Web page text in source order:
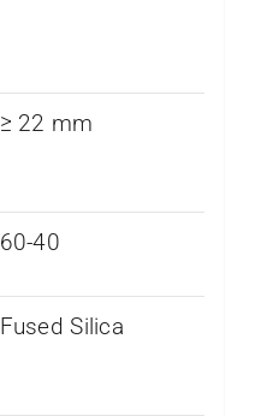
≥ 22 mm
60-40
Fused Silica